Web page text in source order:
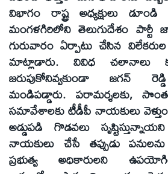
విభాగం రాష్ట్ర అధ్యక్షులు
మంగళగిరిలోని తెలుగుదేశం
గురువారం ఏర్పాటు చేసిన
మాట్లాడారు. వివిధ చలానాలు
జరుపుకోనివ్వకుండా జగన్‌ రెడ్డి
మండిపడ్డారు. పరామర్శలకు,
సమావేశాలకు టీడీపీ నాయకులు
అడ్డుపడి గొడవలు
నాయకులు చేసే తప్పుడు పనులను
ప్రభుత్వ అధికారులని